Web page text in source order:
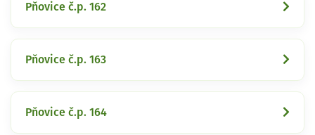
Pňovice č.p. 162
Pňovice č.p. 163
Pňovice č.p. 164